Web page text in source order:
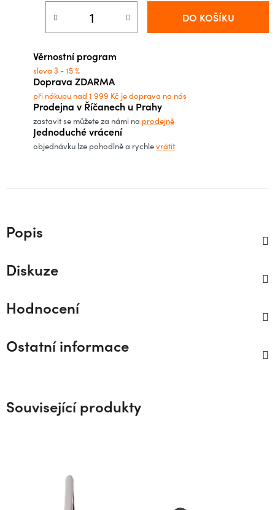
DO KOŠÍKU
Věrnostní program
sleva 3 - 15 %
Doprava ZDARMA
při nákupu nad 1 999 Kč je doprava na nás
Prodejna v Říčanech u Prahy
zastavit se můžete za námi na prodejně
Jednoduché vrácení
objednávku lze pohodlně a rychlevrátit
Popis
Diskuze
Hodnocení
Ostatní informace
Související produkty